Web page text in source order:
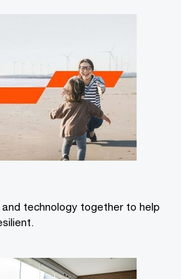
technology together to help